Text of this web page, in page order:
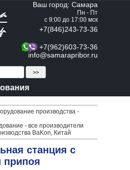
Ваш город: Самара
Пн - Пт
с 9:00 до 17:00 мск
+7(846)243-73-36
+7(962)603-73-36
info@samarapribor.ru
производства -
- все производители
BaKon, Китай
станция с
припоя